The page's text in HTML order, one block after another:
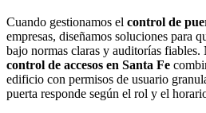
Cuando gestionamos el control de
empresas, diseñamos soluciones para
bajo normas claras y auditorías fiables.
control de accesos en Santa Fe
edificio con permisos de usuario
puerta responde según el rol y el